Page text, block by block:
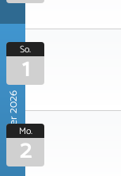
November 2026
So.
1
Mo.
2